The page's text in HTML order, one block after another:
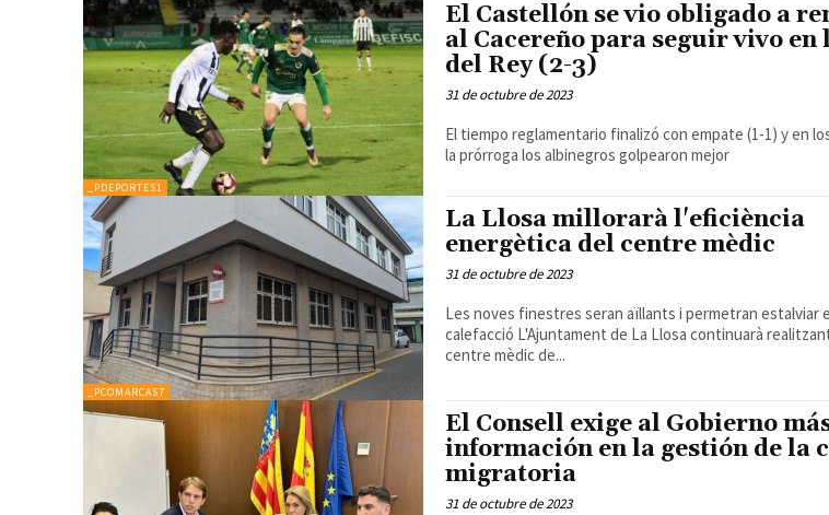
_PDEPORTES1
El Castellón se vio obligado a
al Cacereño para seguir vivo en
del Rey (2-3)
31 de octubre de 2023
El tiempo reglamentario finalizó con empate (1-1) y en
la prórroga los albinegros golpearon mejor
_PCOMARCAS7
La Llosa millorarà l'eficiència
energètica del centre mèdic
31 de octubre de 2023
Les noves finestres seran aïllants i permetran estalviar
calefacció L'Ajuntament de La Llosa continuarà realitzant millores en el
centre mèdic de...
El Consell exige al Gobierno
información en la gestión de la
migratoria
31 de octubre de 2023